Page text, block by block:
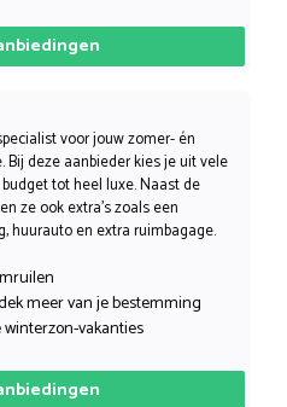
voor jouw zomer- én
Bij deze aanbieder kies je uit vele
tot heel luxe. Naast de
ze ook extra’s zoals een
huurauto en extra ruimbagage.
meer van je bestemming
vakanties